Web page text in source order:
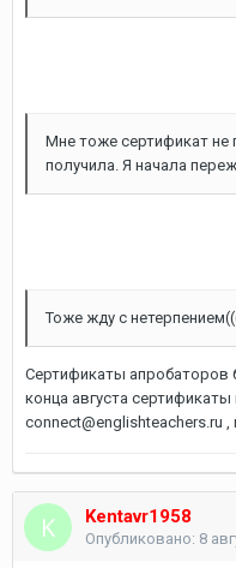
Мне тоже сертификат не
получила. Я начала
Тоже жду с
Сертификаты
конца августа
connect@englishteachers.ru
Kentavr1958
Опубликовано: 8